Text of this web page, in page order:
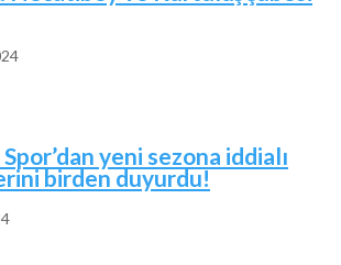
yeni sezona iddialı
birden duyurdu!